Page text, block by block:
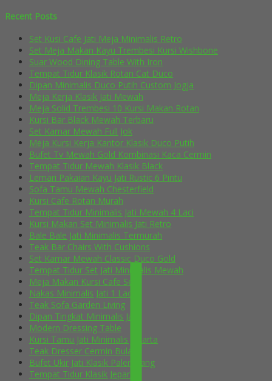
Recent Posts
Set Kusi Cafe Jati Meja Minimalis Retro
Set Meja Makan Kayu Trembesi Kursi Wishbone
Suar Wood Dining Table With Iron
Tempat Tidur Klasik Rotan Cat Duco
Dipan Minimalis Duco Putih Custom Jogja
Meja Kerja Klasik Jati Mewah
Meja Solid Trembesi 10 Kursi Makan Rotan
Kursi Bar Black Mewah Terbaru
Set Kamar Mewah Full Jok
Meja Kursi Kerja Kantor Klasik Duco Putih
Bufet Tv Mewah Gold Kombinasi Kaca Cermin
Tempat Tidur Mewah Klasik Black
Lemari Pakaian Kayu Jati Rustic 6 Pintu
Sofa Tamu Mewah Chesterfield
Kursi Cafe Rotan Murah
Tempat Tidur Minimalis Jati Mewah 4 Laci
Kursi Makan Set Minimalis Jati Retro
Bale Bale Jati Minimalis Termurah
Teak Bar Chairs With Cushions
Set Kamar Mewah Classic Duco Gold
Tempat Tidur Set Jati Minimalis Mewah
Meja Makan Kursi Cafe Selly
Nakas Minimalis Jati 1 Laci
Teak Sofa Garden Living
Dipan Tingkat Minimalis Jati
Modern Dressing Table
Kursi Tamu Jati Minimalis Jakarta
Teak Dresser Cermin Bulat
Bufet Ukir Jati Klasik Palembang
Tempat Tidur Klasik Jepara